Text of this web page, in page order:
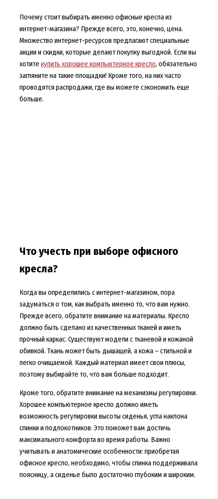
Почему стоит выбирать именно офисные кресла из
интернет-магазина? Прежде всего, это, конечно, цена.
Множество интернет-ресурсов предлагают специальные
акции и скидки, которые делают покупку выгодной. Если вы
хотите купить хорошее компьютерное кресло, обязательно
загляните на такие площадки! Кроме того, на них часто
проводятся распродажи, где вы можете сэкономить еще
больше.
Что учесть при выборе офисного
кресла?
Когда вы определились с интернет-магазином, пора
задуматься о том, как выбрать именно то, что вам нужно.
Прежде всего, обратите внимание на материалы. Кресло
должно быть сделано из качественных тканей и иметь
прочный каркас. Существуют модели с тканевой и кожаной
обивкой. Ткань может быть дышащей, а кожа – стильной и
легко очищаемой. Каждый материал имеет свои плюсы,
поэтому выбирайте то, что вам больше подходит.
Кроме того, обратите внимание на механизмы регулировки.
Хорошее компьютерное кресло должно иметь
возможность регулировки высоты сиденья, угла наклона
спинки и подлокотников. Это поможет вам достичь
максимального комфорта во время работы. Важно
учитывать и анатомические особенности: приобретая
офисное кресло, необходимо, чтобы спинка поддерживала
поясницу, а сиденье было достаточно глубоким и широким.